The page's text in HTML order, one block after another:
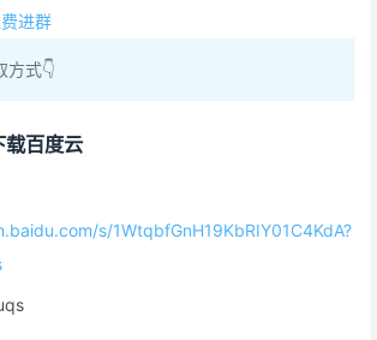
进群
方式👇
百度云
s/1WtqbfGnH19KbRIY01C4KdA?